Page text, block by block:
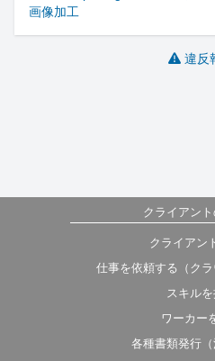
画像加工
違反
クライアン
クライアン
仕事を依頼する（クラ
スキル
ワーカー
各種書類発行（